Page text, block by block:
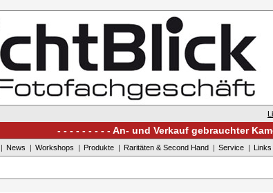
An- und Verkauf gebrauchter
News Workshops Produkte Raritäten & Second Hand Service Links